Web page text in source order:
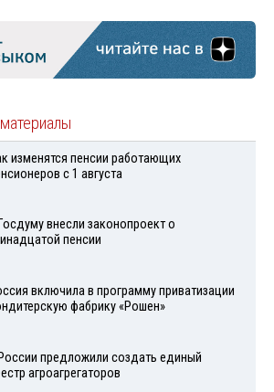
изменятся пенсии работающих
с 1 августа
внесли законопроект о
пенсии
включила в программу приватизации
фабрику «Рошен»
предложили создать единый
агроагрегаторов